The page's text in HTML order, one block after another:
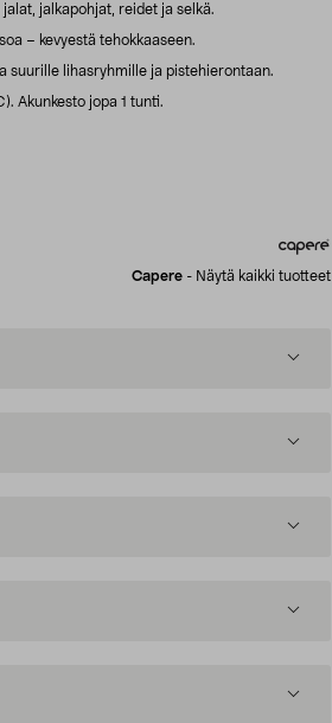
jalkapohjat, reidet ja selkä.
– kevyestä tehokkaaseen.
suurille lihasryhmille ja pistehierontaan.
Akunkesto jopa 1 tunti.
Capere - Näytä kaikki tuotteet